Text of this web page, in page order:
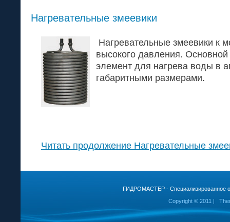
Нагревательные змеевики
Нагревательные змеевики к
высокого давления.
элемент для нагрева воды в
габаритными размерами.
Читать продолжение Нагревательные
ГИДРОМАСТЕР - Специализированное
Copyright © 2011 |